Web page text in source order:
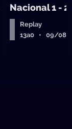
Nacional 1 -
Replay
13a0 • 09/08/